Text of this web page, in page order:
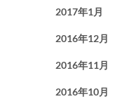
2017年1月
2016年12月
2016年11月
2016年10月